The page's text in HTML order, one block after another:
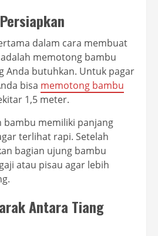
dalam cara membuat
memotong bambu
Anda butuhkan. Untuk pagar
bisa memotong bambu
1,5 meter.
bambu memiliki panjang
terlihat rapi. Setelah
bagian ujung bambu
atau pisau agar lebih
Antara Tiang